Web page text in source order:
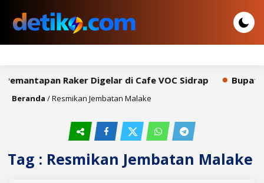
Raker Digelar di Cafe VOC Sidrap Bupati
Beranda /Resmikan Jembatan Malake
Tag : Resmikan Jembatan Malake